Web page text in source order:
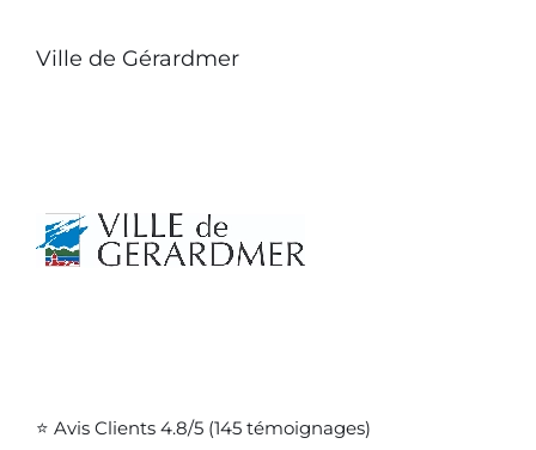
Ville de Gérardmer
⭐ Avis Clients 4.8/5 (145 témoignages)